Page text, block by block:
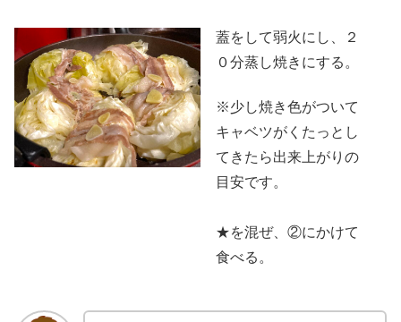
蓋をして弱火にし、２
０分蒸し焼きにする。
※少し焼き色がついて
キャベツがくたっとし
てきたら出来上がりの
目安です。
★を混ぜ、②にかけて
食べる。